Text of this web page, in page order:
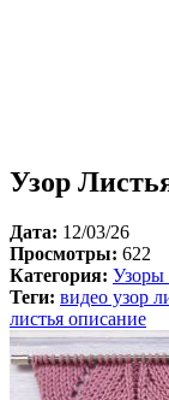
Узор
Дата: 12/03/26
Просмотры: 622
Категория: Узоры
Теги: видео узор
листья описание